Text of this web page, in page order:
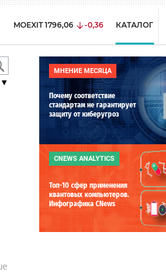
MOEXIT 1796,06 -0,36 КАТАЛОГ
▼
МНЕНИЕ МЕСЯЦА
Почему соответствие
стандартам не гарантирует
защиту от киберугроз
CNEWS ANALYTICS
Топ-10 сфер применения
квантовых компьютеров.
Инфографика CNews